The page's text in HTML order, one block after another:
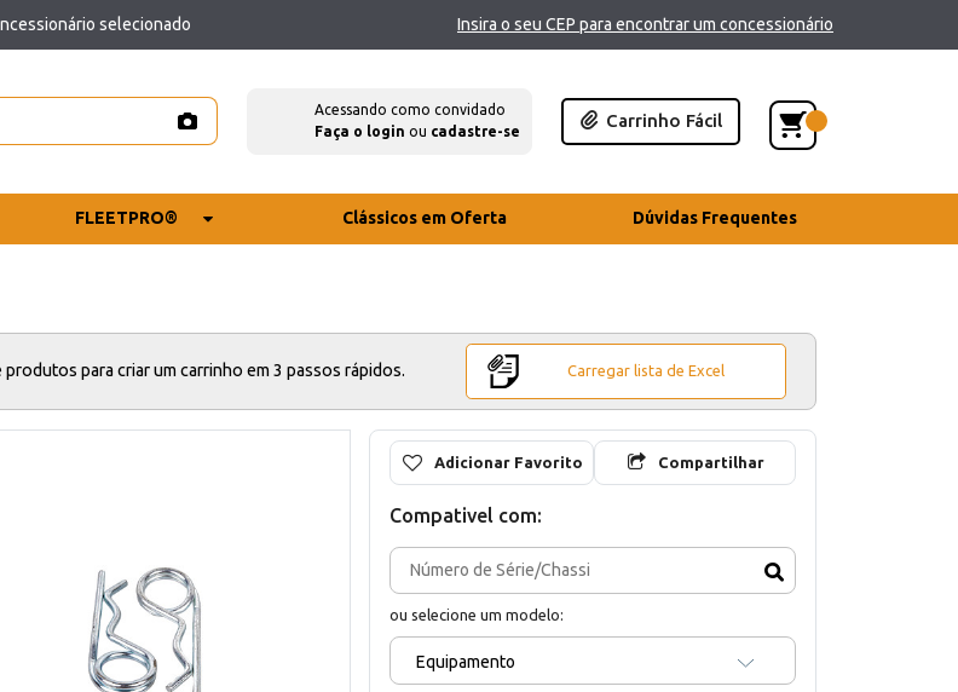
selecionado Insira o seu CEP para encontrar um concessionário
Acessando como convidado
Faça o login ou cadastre-se
Carrinho Fácil
FLEETPRO® Clássicos em Oferta Dúvidas Frequentes
produtos para criar um carrinho em 3 passos rápidos. Carregar lista de Excel
Adicionar Favorito Compartilhar
Compativel com:
ou selecione um modelo:
Equipamento